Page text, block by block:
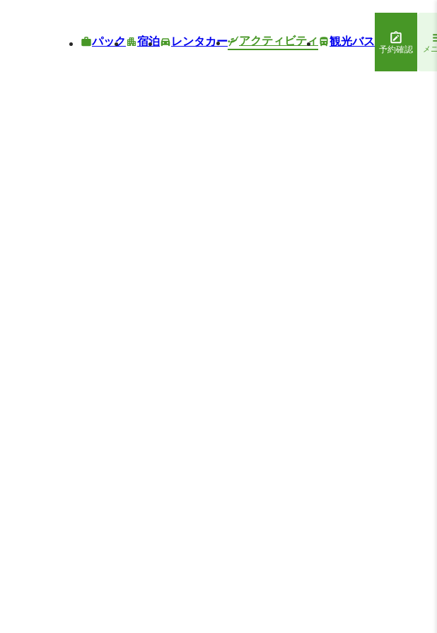
パック 宿泊 レンタカー アクティビティ 観光バス
予約確認 メ